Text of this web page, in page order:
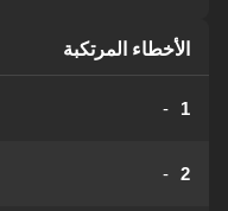
الأخطاء المرتكبة
1
-
2
-